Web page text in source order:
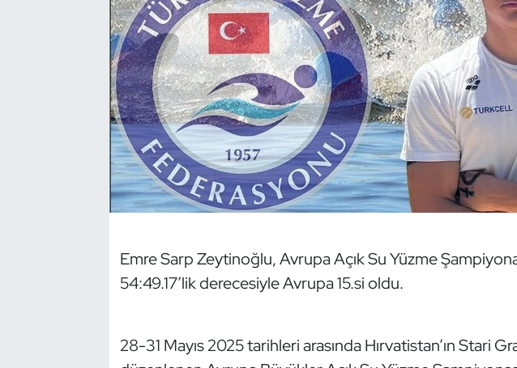
Emre Sarp Zeytinoğlu, Avrupa Açık Su Yüzme
54:49.17’lik derecesiyle Avrupa 15.si oldu.
28-31 Mayıs 2025 tarihleri arasında Hırvatistan’ın Stari
Dans Sporları
Dövüş Sanatı